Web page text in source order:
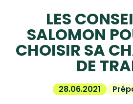
LES
SALOMON
CHOISIR SA
DE
28.06.2021